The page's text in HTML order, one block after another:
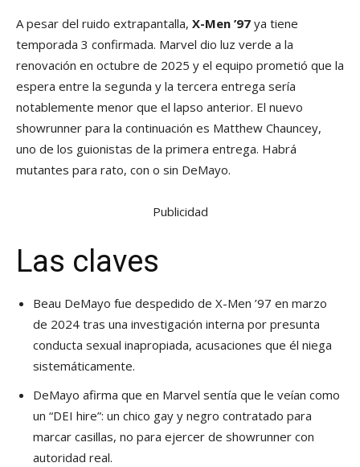
A pesar del ruido extrapantalla, X-Men ’97 ya tiene
temporada 3 confirmada. Marvel dio luz verde a la
renovación en octubre de 2025 y el equipo prometió que la
espera entre la segunda y la tercera entrega sería
notablemente menor que el lapso anterior. El nuevo
showrunner para la continuación es Matthew Chauncey,
uno de los guionistas de la primera entrega. Habrá
mutantes para rato, con o sin DeMayo.
Publicidad
Las claves
Beau DeMayo fue despedido de X-Men ’97 en marzo
de 2024 tras una investigación interna por presunta
conducta sexual inapropiada, acusaciones que él niega
sistemáticamente.
DeMayo afirma que en Marvel sentía que le veían como
un “DEI hire”: un chico gay y negro contratado para
marcar casillas, no para ejercer de showrunner con
autoridad real.